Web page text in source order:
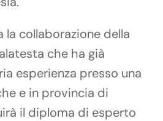
la collaborazione della
che ha già
esperienza presso una
e in provincia di
il diploma di esperto